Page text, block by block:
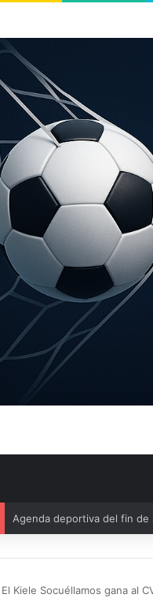
Ya se conoce el calendario
El Kiele Socuéllamos gana al